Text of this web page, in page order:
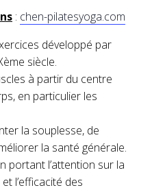
: chen-pilatesyoga.com
développé par
siècle.
à partir du centre
en particulier les
la souplesse, de
la santé générale.
portant l’attention sur la
l’efficacité des